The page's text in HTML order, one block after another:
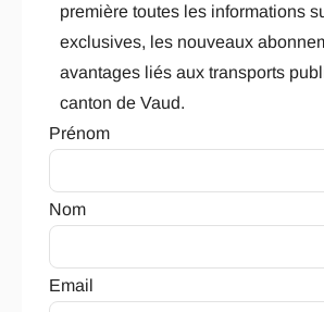
première toutes les informations
exclusives, les nouveaux
avantages liés aux transports
canton de Vaud.
Prénom
Nom
Email